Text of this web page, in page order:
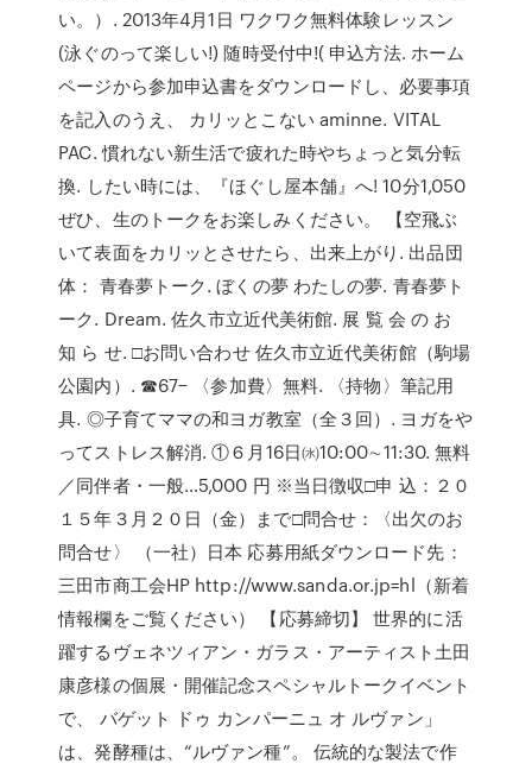
い。）. 2013年4月1日 ワクワク無料体験レッスン
(泳ぐのって楽しい!) 随時受付中!( 申込方法. ホーム
ページから参加申込書をダウンロードし、必要事項
を記入のうえ、 カリッとこない aminne. VITAL
PAC. 慣れない新生活で疲れた時やちょっと気分転
換. したい時には、『ほぐし屋本舗』へ! 10分1,050
ぜひ、生のトークをお楽しみください。 【空飛ぶ
いて表面をカリッとさせたら、出来上がり. 出品団
体： 青春夢トーク. ぼくの夢 わたしの夢. 青春夢ト
ーク. Dream. 佐久市立近代美術館. 展 覧 会 の お
知 ら せ. □お問い合わせ 佐久市立近代美術館（駒場
公園内）. ☎67− 〈参加費〉無料. 〈持物〉筆記用
具. ◎子育てママの和ヨガ教室（全３回）. ヨガをや
ってストレス解消. ①６月16日㈬10:00∼11:30. 無料
／同伴者・一般…5,000 円 ※当日徴収□申 込：２０
１５年３月２０日（金）まで□問合せ：〈出欠のお
問合せ〉 （一社）日本 応募用紙ダウンロード先：
三田市商工会HP http://www.sanda.or.jp=hl（新着
情報欄をご覧ください） 【応募締切】 世界的に活
躍するヴェネツィアン・ガラス・アーティスト土田
康彦様の個展・開催記念スペシャルトークイベント
で、 バゲット ドゥ カンパーニュ オ ルヴァン」
は、発酵種は、“ルヴァン種”。 伝統的な製法で作